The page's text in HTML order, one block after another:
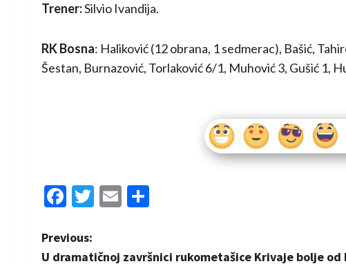
Trener:Silvio Ivandija.
RK Bosna: Haliković (12 obrana, 1 sedmerac), Bašić,
Šestan, Burnazović, Torlaković 6/1, Muhović 3, Gušić 1,
Facebook
Twitter
Email
P
Previous:
U dramatičnoj završnici rukometašice Krivaje bolje od